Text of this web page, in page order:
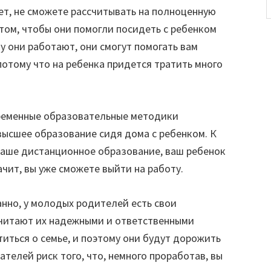
не сможете рассчитывать на полноценную
чтобы они помогли посидеть с ребенком
они работают, они смогут помогать вам
что на ребенка придется тратить много
образовательные методики
образование сидя дома с ребенком. К
дистанционное образование, ваш ребенок
вы уже сможете выйти на работу.
у молодых родителей есть свои
их надежными и ответственными
о семье, и поэтому они будут дорожить
риск того, что, немного проработав, вы